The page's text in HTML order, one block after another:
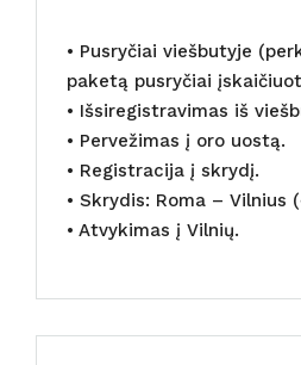
• Pusryčiai viešbutyje
paketą pusryčiai
• Išsiregistravimas iš
• Pervežimas į oro uostą.
• Registracija į skrydį.
• Skrydis: Roma – Vilnius
• Atvykimas į Vilnių.